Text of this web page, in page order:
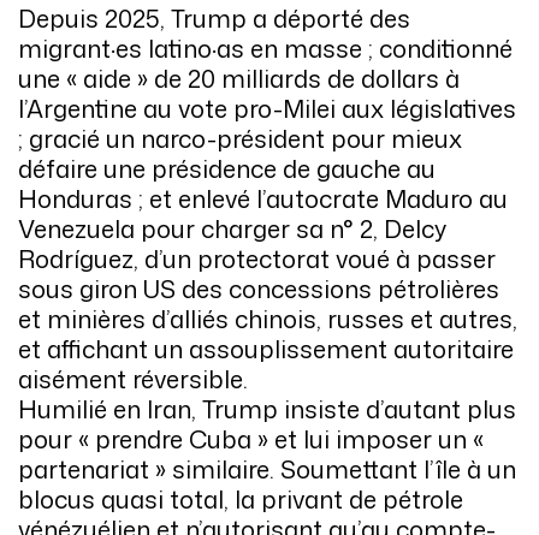
Depuis 2025, Trump a déporté des
migrant·es latino·as en masse ; conditionné
une « aide » de 20 milliards de dollars à
l’Argentine au vote pro-Milei aux législatives
; gracié un narco-président pour mieux
défaire une présidence de gauche au
Honduras ; et enlevé l’autocrate Maduro au
Venezuela pour charger sa n° 2, Delcy
Rodríguez, d’un protectorat voué à passer
sous giron US des concessions pétrolières
et minières d’alliés chinois, russes et autres,
et affichant un assouplissement autoritaire
aisément réversible.
Humilié en Iran, Trump insiste d’autant plus
pour « prendre Cuba » et lui imposer un «
partenariat » similaire. Soumettant l’île à un
blocus quasi total, la privant de pétrole